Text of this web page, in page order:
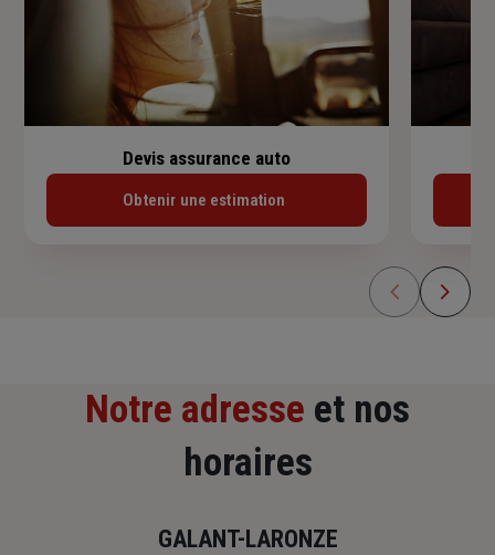
Devis assurance auto
Obtenir une estimation
Notre adresse et nos
horaires
GALANT-LARONZE